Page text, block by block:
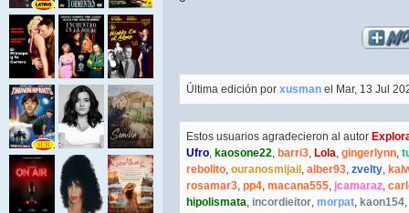
Última edición por xusman el Mar, 13 Jul
Estos usuarios agradecieron al autor
Ufro, kaosone22, barri3, Lola, gingerlynn,
rebolito, ouranosmijail , alber93, zvelty,
rosamar3, pp4, macana555, jcamaraz,
hipolismata, incordieitor, morpat, kaon154,